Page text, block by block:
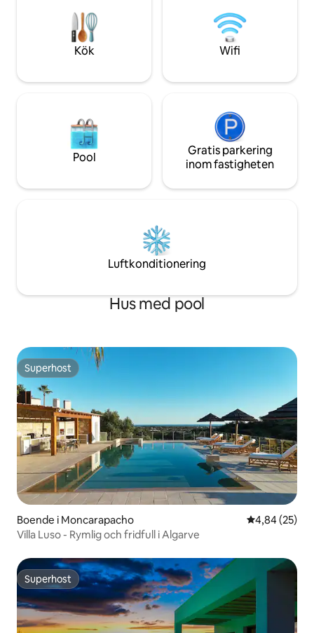
för familjer. 5 minuters bilresa från
massor av bra restauranger, bank och
är den enda
meddelar mitt
anpassa din
önskemål:)
Kök Wifi
Pool
Gratis parkering
inom fastigheten
Luftkonditionering
Hus med pool
Superhost
Superhost
Boende i Moncarapacho 4,84 av 5 i
4,84 (25)
Villa Luso - Rymlig och fridfull i Algarve
Superhost
Superhost